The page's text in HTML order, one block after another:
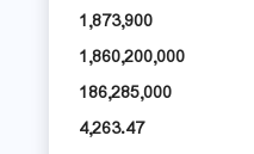
1,873,900
1,860,200,000
186,285,000
4,263.47